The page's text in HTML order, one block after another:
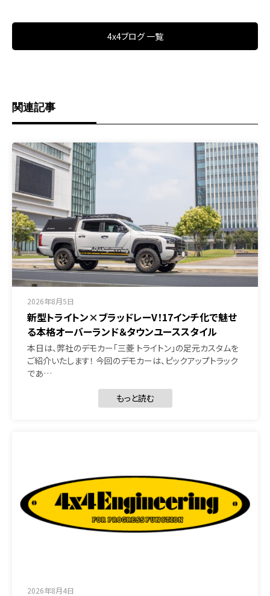
4x4ブログ 一覧
関連記事
2026年8月5日
新型トライトン×ブラッドレーV！17インチ化で魅せ
る本格オーバーランド＆タウンユーススタイル
本日は、弊社のデモカー「三菱 トライトン」の足元カスタムを
ご紹介いたします！ 今回のデモカーは、ピックアップトラック
であ…
もっと読む
2026年8月4日